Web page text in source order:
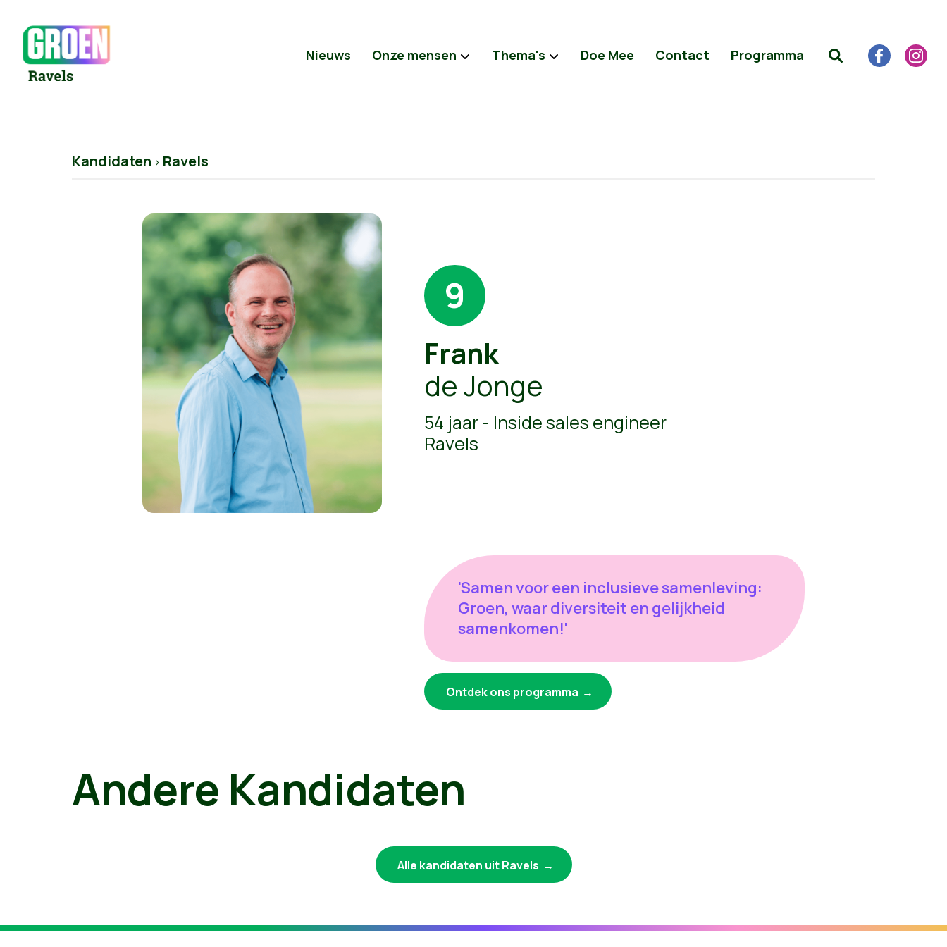
Nieuws Onze mensen Thema's Doe Mee Contact Programma
Kandidaten > Ravels
9
Frank
de Jonge
54 jaar - Inside sales engineer
Ravels
'Samen voor een inclusieve samenleving:
Groen, waar diversiteit en gelijkheid
samenkomen!'
Ontdek ons programma
Andere Kandidaten
Alle kandidaten uit Ravels